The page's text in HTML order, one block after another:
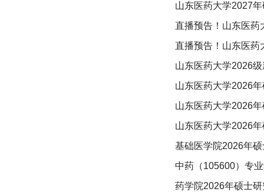
山东医药大学2027
直播预告！山东医药
直播预告！山东医药
山东医药大学2026
山东医药大学2026
山东医药大学2026
山东医药大学2026
基础医学院2026年
中药（105600）专
药学院2026年硕士